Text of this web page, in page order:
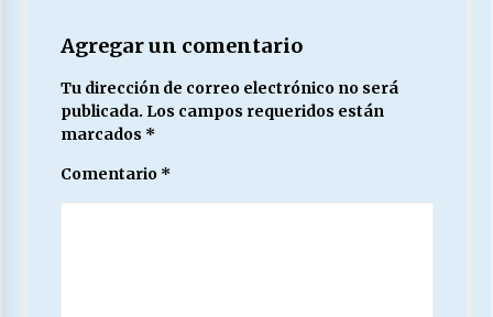
Agregar un comentario
Tu dirección de correo electrónico no será
publicada. Los campos requeridos están
marcados *
Comentario *